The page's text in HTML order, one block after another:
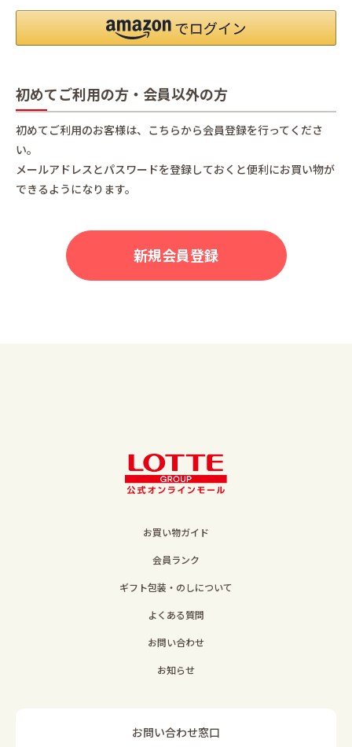
初めてご利用の方・会員以外の方
初めてご利用のお客様は、こちらから会員登録を行ってくださ
い。
メールアドレスとパスワードを登録しておくと便利にお買い物が
できるようになります。
お買い物ガイド
会員ランク
ギフト包装・のしについて
よくある質問
お問い合わせ
お知らせ
お問い合わせ窓口